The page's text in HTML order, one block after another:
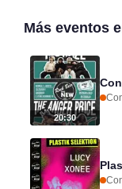
Más eventos
20:30